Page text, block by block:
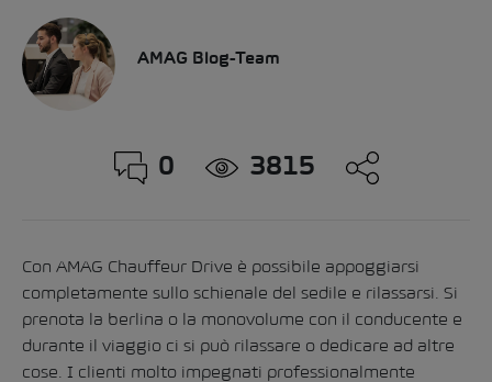
AMAG Blog-Team
0 3815
Con AMAG Chauffeur Drive è possibile appoggiarsi
completamente sullo schienale del sedile e rilassarsi. Si
prenota la berlina o la monovolume con il conducente e
durante il viaggio ci si può rilassare o dedicare ad altre
cose. I clienti molto impegnati professionalmente